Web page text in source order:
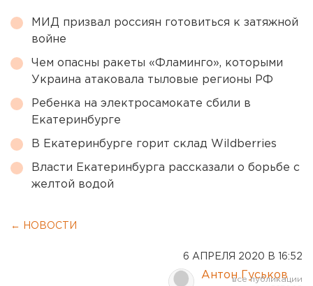
МИД призвал россиян готовиться к затяжной
войне
Чем опасны ракеты «Фламинго», которыми
Украина атаковала тыловые регионы РФ
Ребенка на электросамокате сбили в
Екатеринбурге
В Екатеринбурге горит склад Wildberries
Власти Екатеринбурга рассказали о борьбе с
желтой водой
← НОВОСТИ
6 АПРЕЛЯ 2020 В 16:52
Антон Гуськов